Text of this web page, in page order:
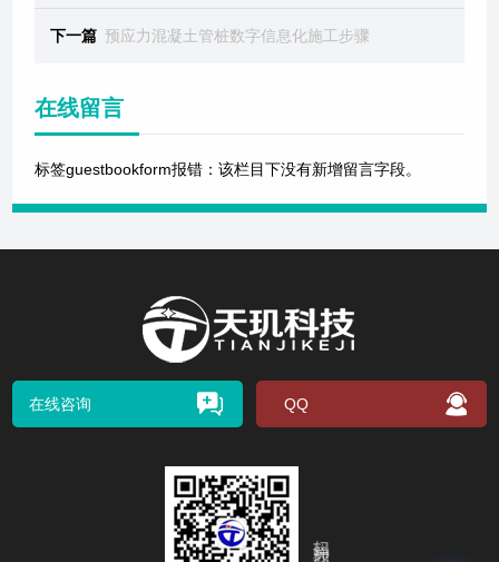
下一篇 预应力混凝土管桩数字信息化施工步骤
在线留言
标签guestbookform报错：该栏目下没有新增留言字段。
在线咨询 QQ